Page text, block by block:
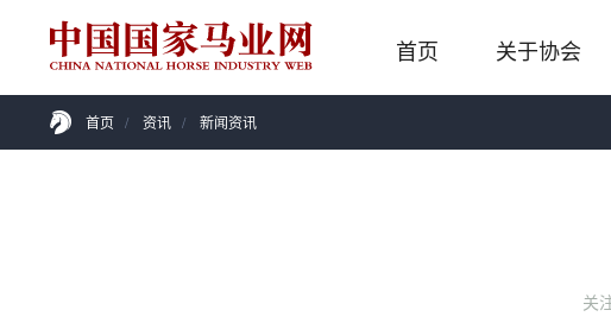
首页 关于协会
首页 / 资讯 / 新闻资讯
关